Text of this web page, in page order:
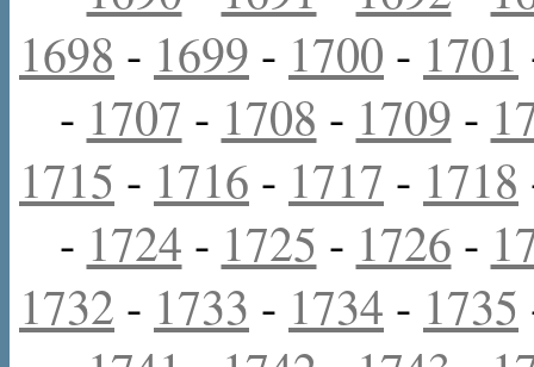
1698 - 1699 - 1700 - 1701
- 1707 - 1708 - 1709 -
1715 - 1716 - 1717 - 1718
- 1724 - 1725 - 1726 -
1732 - 1733 - 1734 - 1735